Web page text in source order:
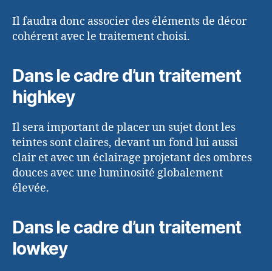
Il faudra donc associer des éléments de décor
cohérent avec le traitement choisi.
Dans le cadre d’un traitement
highkey
Il sera important de placer un sujet dont les
teintes sont claires, devant un fond lui aussi
clair et avec un éclairage projetant des ombres
douces avec une luminosité globalement
élevée.
Dans le cadre d’un traitement
lowkey